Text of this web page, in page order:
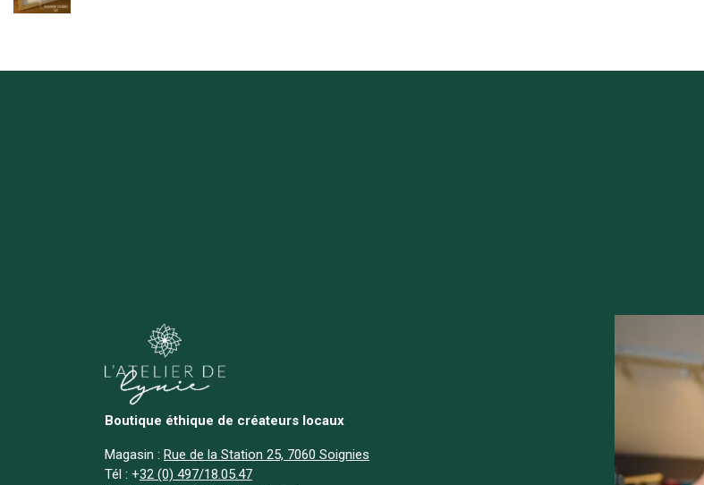
Boutique éthique de créateurs locaux
Magasin : Rue de la Station 25, 7060 Soignies
Tél : +32 (0) 497/18.05.47